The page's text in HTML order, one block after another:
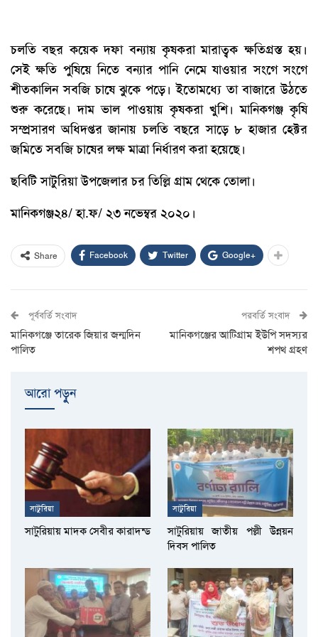
চলতি বছর কয়েক দফা বন্যায় কৃষকরা মারাত্বক ক্ষতিগ্রস্ত হয়।
সেই ক্ষতি পুষিয়ে নিতে বন্যার পানি নেমে যাওয়ার সংগে সংগে
শীতকালিন সবজি চাষে ঝুকে পড়ে। ইতোমধ্যে তা বাজারে উঠতে
শুরু করেছে। দাম ভাল পাওয়ায় কৃষকরা খুশি। মানিকগঞ্জ কৃষি
সম্প্রসারণ অধিদপ্তর জানায় চলতি বছরে সাড়ে ৮ হাজার হেক্টর
জমিতে সবজি চাষের লক্ষ মাত্রা নির্ধারণ করা হয়েছে।
ছবিটি সাটুরিয়া উপজেলার চর তিল্লি গ্রাম থেকে তোলা।
মানিকগঞ্জ২৪/ হা.ফ/ ২৩ নভেম্বর ২০২০।
Share Facebook Twitter Google+
পূর্ববর্তি সংবাদ
মানিকগঞ্জে তারেক জিয়ার জন্মদিন
পালিত
পরবর্তি সংবাদ
মানিকগঞ্জের আটিগ্রাম ইউপি সদস্যর
শপথ গ্রহণ
আরো পড়ুুন
সাটুরিয়া
সাটুরিয়ায় মাদক সেবীর কারাদন্ড
সাটুরিয়া
সাটুরিয়ায় জাতীয় পল্লী উন্নয়ন
দিবস পালিত